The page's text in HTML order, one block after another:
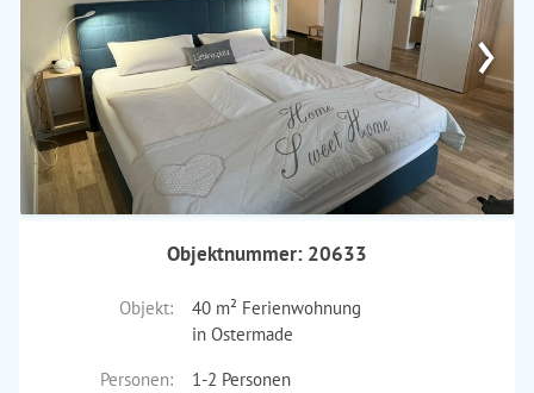
›
Objektnummer: 20633
Objekt:
40 m² Ferienwohnung
in Ostermade
Personen:
1-2 Personen